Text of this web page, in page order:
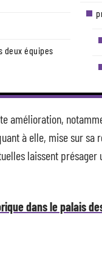
deux équipes
amélioration,
à elle, mise sur
laissent
dans le palais